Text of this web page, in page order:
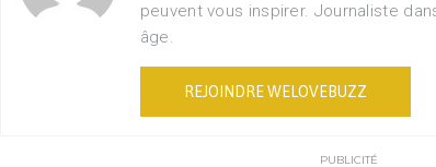
peuvent vous inspirer. Journaliste
âge.
REJOINDRE WELOVEBUZZ
PUBLICITÉ